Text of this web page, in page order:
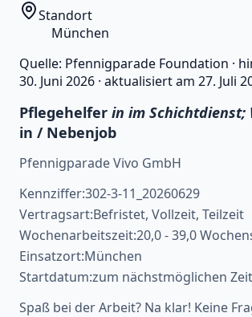
Standort
München
Quelle: Pfennigparade Foundation ·
30. Juni 2026 · aktualisiert am 27. Juli
Pflegehelfer in im Schichtdienst;
in / Nebenjob
Pfennigparade Vivo GmbH
Kennziffer:302-3-11_20260629
Vertragsart:Befristet, Vollzeit, Teilzeit
Wochenarbeitszeit:20,0 - 39,0
Einsatzort:München
Startdatum:zum nächstmöglichen
Spaß bei der Arbeit? Na klar! Keine